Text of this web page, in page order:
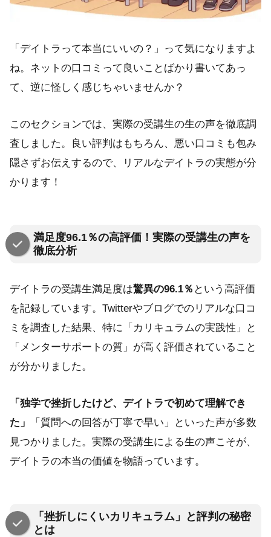
「デイトラって本当にいいの？」って気になりますよ
ね。ネットの口コミって良いことばかり書いてあっ
て、逆に怪しく感じちゃいませんか？
このセクションでは、実際の受講生の生の声を徹底調
査しました。良い評判はもちろん、悪い口コミも包み
隠さずお伝えするので、リアルなデイトラの実態が分
かります！
満足度96.1％の高評価！実際の受講生の声を
徹底分析
デイトラの受講生満足度は驚異の96.1％ という高評価
を記録しています。Twitterやブログでのリアルな口コ
ミを調査した結果、特に「カリキュラムの実践性」と
「メンターサポートの質」が高く評価されていること
が分かりました。
「独学で挫折したけど、デイトラで初めて理解でき
た」
「質問への回答が丁寧で早い」といった声が多数
見つかりました。実際の受講生による生の声こそが、
デイトラの本当の価値を物語っています。
「挫折しにくいカリキュラム」と評判の秘密
とは